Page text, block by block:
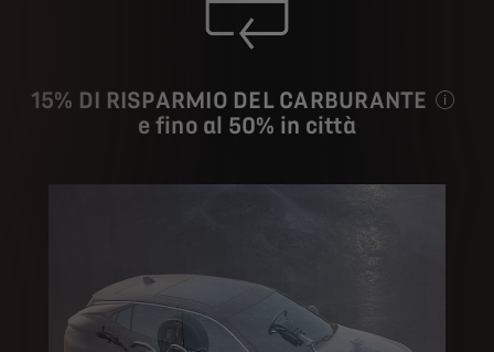
15% DI RISPARMIO DEL CARBURANTE
e fino al 50% in città